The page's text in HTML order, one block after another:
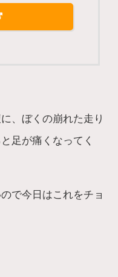
、ぼくの崩れた走り
足が痛くなってく
で今日はこれをチョ